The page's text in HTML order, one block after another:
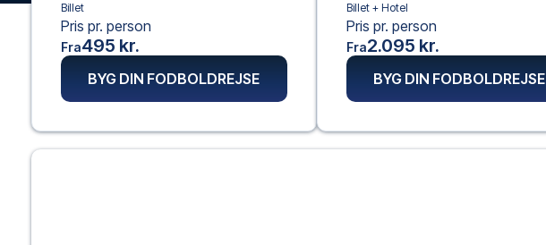
Billet
Pris pr. person
Fra495 kr.
BYG DIN FODBOLDREJSE
Billet + Hotel
Pris pr. person
Fra2.095 kr.
BYG DIN FODBOLDREJSE